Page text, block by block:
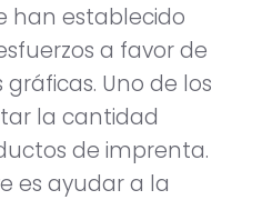
han establecido
a favor de
Uno de los
la cantidad
de imprenta.
es ayudar a la